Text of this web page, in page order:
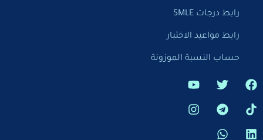
رابط درجات SMLE
رابط مواعيد الاختبار
حساب النسبة الموزونة